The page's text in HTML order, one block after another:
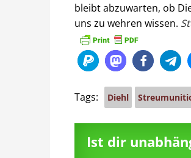
bleibt abzuwarten, ob
uns zu wehren wissen.
Tags: Diehl
Ist dir